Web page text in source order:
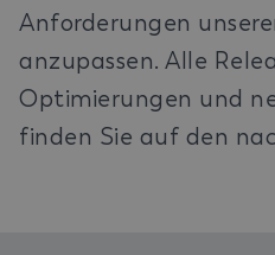
Anforderungen
anzupassen. Alle
Optimierungen und
finden Sie auf den